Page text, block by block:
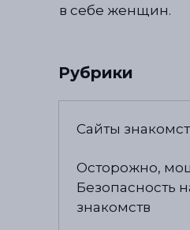
в себе женщин.
Рубрики
Сайты
Осторожно,
Безопасность
знакомств